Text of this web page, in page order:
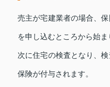
売主が宅建業者の場合、
を申し込むところから始ま
次に住宅の検査となり、
保険が付与されます。